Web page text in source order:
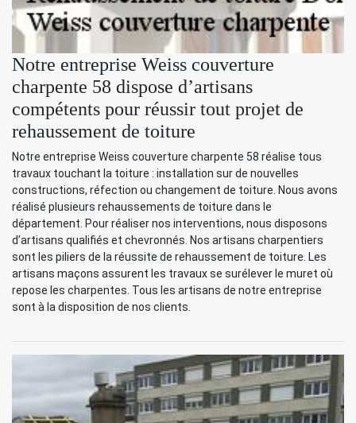
Notre entreprise Weiss couverture
charpente 58 dispose d’artisans
compétents pour réussir tout projet de
rehaussement de toiture
Notre entreprise Weiss couverture charpente 58 réalise tous
travaux touchant la toiture : installation sur de nouvelles
constructions, réfection ou changement de toiture. Nous avons
réalisé plusieurs rehaussements de toiture dans le
département. Pour réaliser nos interventions, nous disposons
d’artisans qualifiés et chevronnés. Nos artisans charpentiers
sont les piliers de la réussite de rehaussement de toiture. Les
artisans maçons assurent les travaux se surélever le muret où
repose les charpentes. Tous les artisans de notre entreprise
sont à la disposition de nos clients.